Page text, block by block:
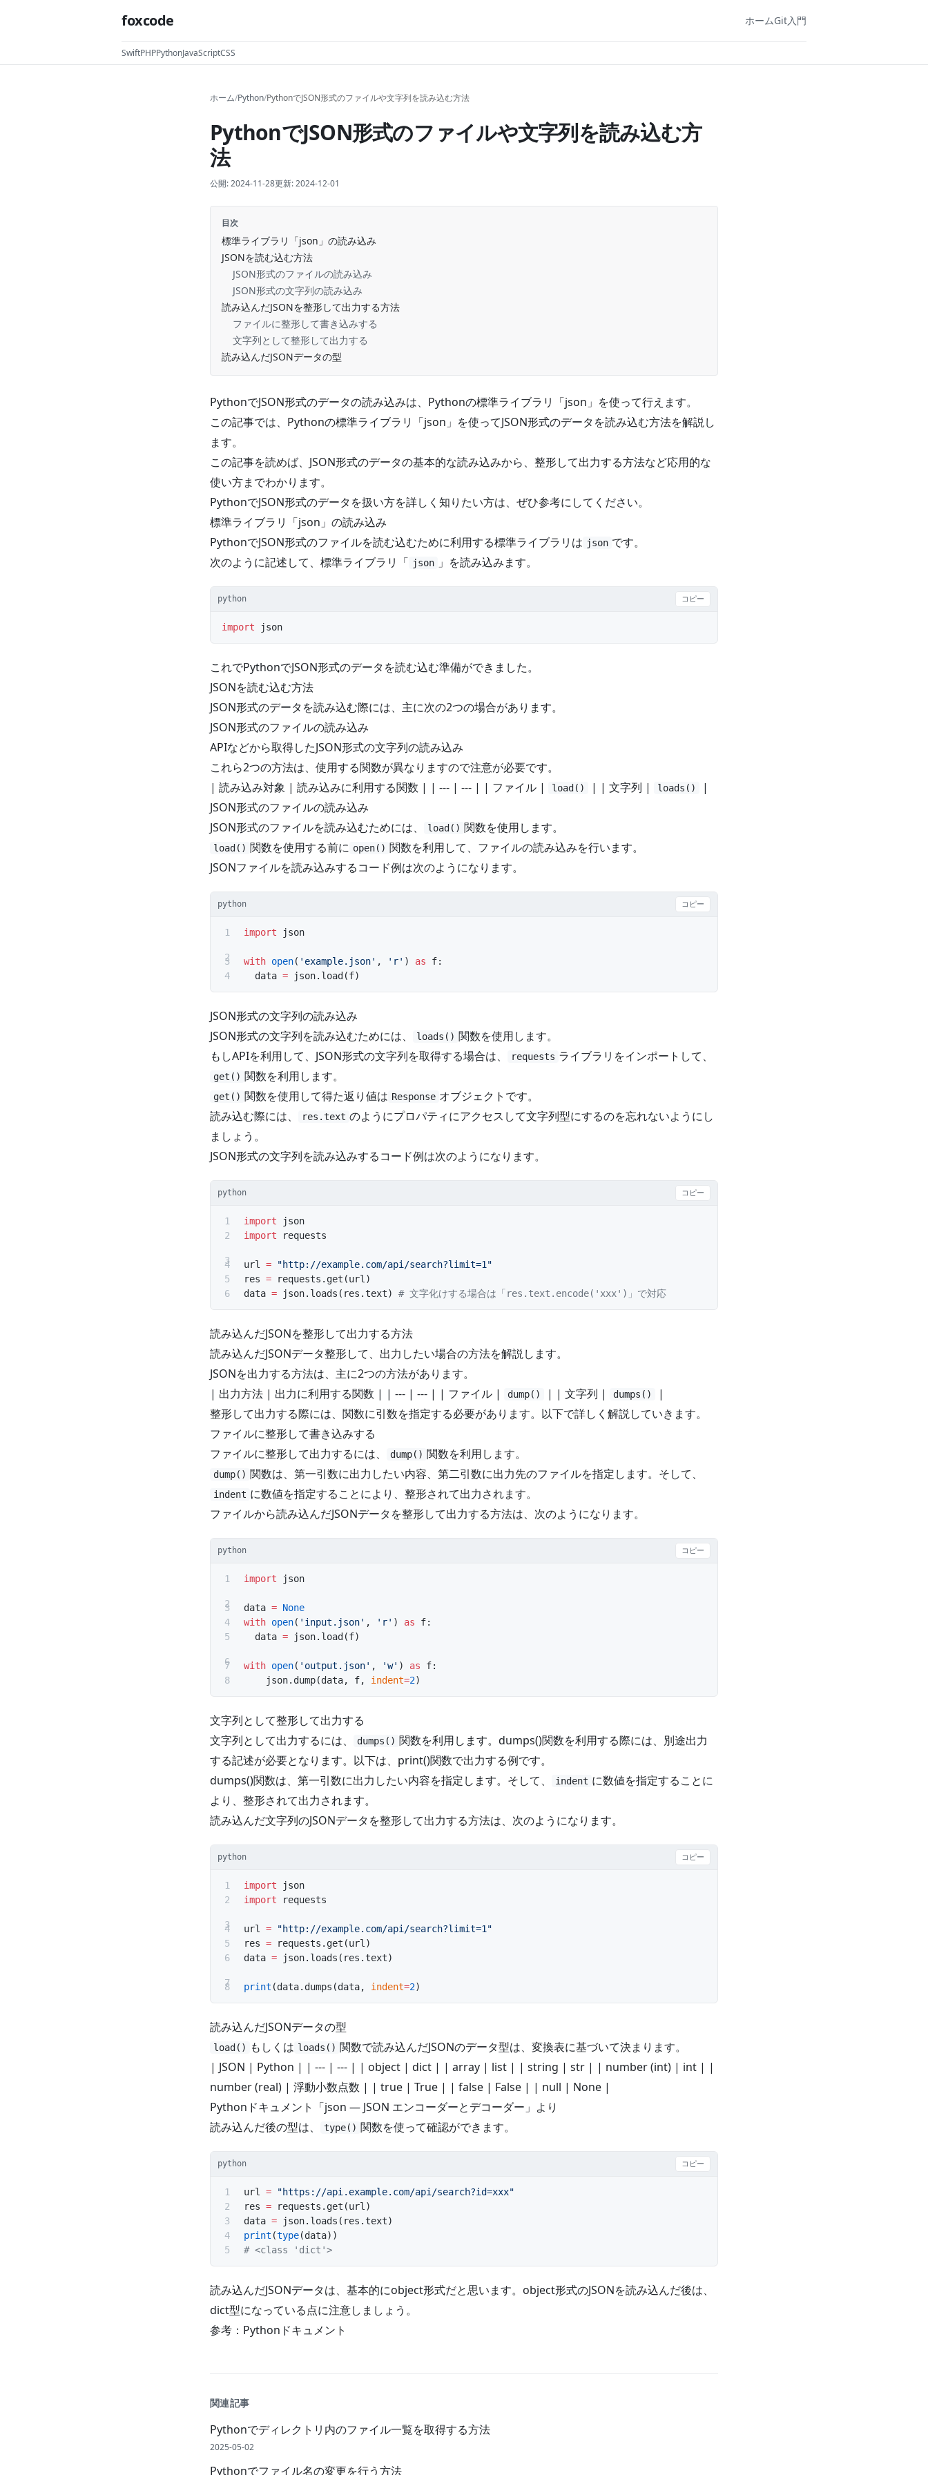
foxcode ホームGit入門
SwiftPHPPythonJavaScriptCSS
ホーム/Python/PythonでJSON形式のファイルや文字列を読み込む方法
PythonでJSON形式のファイルや文字列を読み込む方
法
公開:2024-11-28更新:2024-12-01
目次
標準ライブラリ「json」の読み込み
JSONを読む込む方法
JSON形式のファイルの読み込み
JSON形式の文字列の読み込み
読み込んだJSONを整形して出力する方法
ファイルに整形して書き込みする
文字列として整形して出力する
読み込んだJSONデータの型
PythonでJSON形式のデータの読み込みは、Pythonの標準ライブラリ「json 」を使って行えます。
この記事では、Pythonの標準ライブラリ「json」を使ってJSON形式のデータを読み込む方法を解説し
ます。
この記事を読めば、JSON形式のデータの基本的な読み込みから、整形して出力する方法など応用的な
使い方までわかります。
PythonでJSON形式のデータを扱い方を詳しく知りたい方は、ぜひ参考にしてください。
標準ライブラリ「json」の読み込み
PythonでJSON形式のファイルを読む込むために利用する標準ライブラリは json です。
次のように記述して、標準ライブラリ「 json 」を読み込みます。
python コピー
import json
これでPythonでJSON形式のデータを読む込む準備ができました。
JSONを読む込む方法
JSON形式のデータを読み込む際には、主に次の2つの場合があります。
JSON形式のファイルの読み込み
APIなどから取得したJSON形式の文字列の読み込み
これら2つの方法は、使用する関数が異なりますので注意が必要です。
| 読み込み対象 | 読み込みに利用する関数 | | --- | --- | | ファイル |
load() | | 文字列 | loads()
|
JSON形式のファイルの読み込み
JSON形式のファイルを読み込むためには、
load() 関数を使用します。
load() 関数を使用する前に open() 関数を利用して、ファイルの読み込みを行います。
JSONファイルを読み込みするコード例は次のようになります。
python コピー
import json
with open( 'example.json' , 'r' ) as f:
  data
= json.load(f)
JSON形式の文字列の読み込み
JSON形式の文字列を読み込むためには、
loads() 関数を使用します。
もしAPIを利用して、JSON形式の文字列を取得する場合は、
requests ライブラリをインポートして、
get() 関数を利用します。
get() 関数を使用して得た返り値は Response オブジェクトです。
読み込む際には、
res.text のようにプロパティにアクセスして文字列型にするのを忘れないようにし
ましょう。
JSON形式の文字列を読み込みするコード例は次のようになります。
python コピー
import json
import requests
url = "http://example.com/api/search?limit=1"
res = requests.get(url)
data = json.loads(res.text) # 文字化けする場合は「res.text.encode('xxx')」で対応
読み込んだJSONを整形して出力する方法
読み込んだJSONデータ整形して、出力したい場合の方法を解説します。
JSONを出力する方法は、主に2つの方法があります。
| 出力方法 | 出力に利用する関数 | | --- | --- | | ファイル |
dump() | | 文字列 | dumps()
|
整形して出力する際には、関数に引数を指定する必要があります。以下で詳しく解説していきます。
ファイルに整形して書き込みする
ファイルに整形して出力するには、
dump() 関数を利用します。
dump() 関数は、第一引数に出力したい内容、第二引数に出力先のファイルを指定します。そして、
indent に数値を指定することにより、整形されて出力されます。
ファイルから読み込んだJSONデータを整形して出力する方法は、次のようになります。
python コピー
import json
data = None
with open( 'input.json' , 'r' ) as f:
  data
= json.load(f)
with open( 'output.json' , 'w' ) as f:
    json.dump(data, f,
indent=2)
文字列として整形して出力する
文字列として出力するには、
dumps() 関数を利用します。dumps()関数を利用する際には、別途出力
する記述が必要となります。以下は、print()関数で出力する例です。
dumps()関数は、第一引数に出力したい内容を指定します。そして、
indent に数値を指定することに
より、整形されて出力されます。
読み込んだ文字列のJSONデータを整形して出力する方法は、次のようになります。
python コピー
import json
import requests
url = "http://example.com/api/search?limit=1"
res = requests.get(url)
data = json.loads(res.text)
print (data.dumps(data, indent=2)
読み込んだJSONデータの型
load() もしくは loads() 関数で読み込んだJSONのデータ型は、変換表に基づいて決まります。
| JSON | Python | | --- | --- | | object | dict | | array | list | | string | str | | number (int) | int | |
number (real) | 浮動小数点数 | | true | True | | false | False | | null | None |
Pythonドキュメント「json — JSON エンコーダーとデコーダー 」より
読み込んだ後の型は、
type() 関数を使って確認ができます。
python コピー
url = "https://api.example.com/api/search?id=xxx"
res = requests.get(url)
data = json.loads(res.text)
print (type(data))
# <class 'dict'>
読み込んだJSONデータは、基本的にobject形式だと思います。object形式のJSONを読み込んだ後は、
dict型になっている点に注意しましょう。
参考： Pythonドキュメント
関連記事
Pythonでディレクトリ内のファイル一覧を取得する方法
2025-05-02
Pythonでファイル名の変更を行う方法